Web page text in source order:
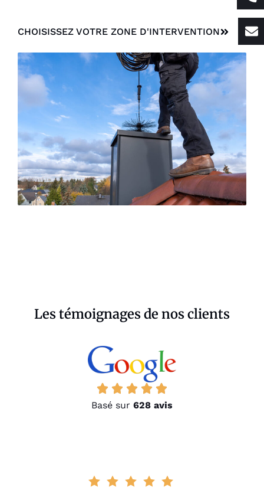
CHOISISSEZ VOTRE ZONE D'INTERVENTION
Les témoignages de nos clients
Basé sur 628 avis